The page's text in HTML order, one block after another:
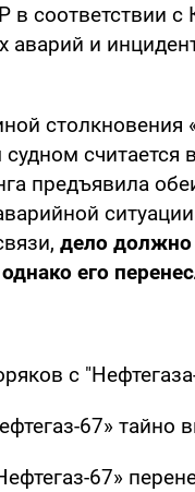
соответствии с
аварий и
столкновения
предъявила
дело должно
его
с
67» тайно
67»